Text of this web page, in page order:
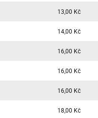
13,00 Kč
14,00 Kč
16,00 Kč
16,00 Kč
16,00 Kč
18,00 Kč